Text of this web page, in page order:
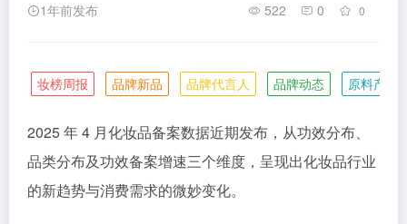
1年前发布 522 0 0
妆榜周报 品牌新品 品牌代言人 品牌动态 原料产业
2025 年 4 月化妆品备案数据近期发布，从功效分布、
品类分布及功效备案增速三个维度，呈现出化妆品行业
的新趋势与消费需求的微妙变化。